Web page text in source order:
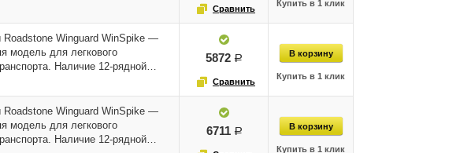
Winguard WinSpike —
модель для легкового
Наличие 12-рядной…
5872 руб.
Winguard WinSpike —
модель для легкового
Наличие 12-рядной…
6711 руб.